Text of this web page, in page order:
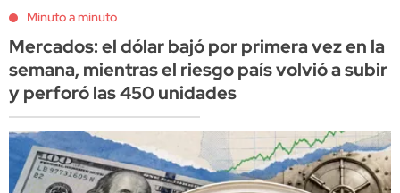
Minuto a minuto
Mercados: el dólar bajó por primera vez en la
semana, mientras el riesgo país volvió a subir
y perforó las 450 unidades